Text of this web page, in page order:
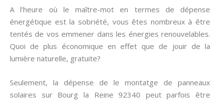
A l’heure où le maître-mot en termes de dépense
énergétique est la sobriété, vous êtes nombreux à être
tentés de vos emmener dans les énergies renouvelables.
Quoi de plus économique en effet que de jouir de la
lumière naturelle, gratuite?
Seulement, la dépense de le montatge de panneaux
solaires sur Bourg la Reine 92340 peut parfois être